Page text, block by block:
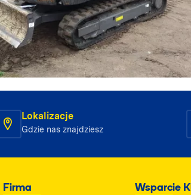
Lokalizacje
Gdzie nas znajdziesz
Firma Wsparcie